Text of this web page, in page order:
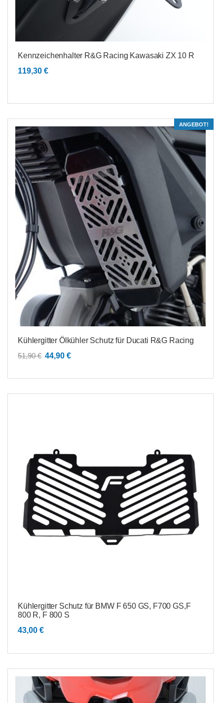
Kennzeichenhalter R&G Racing Kawasaki ZX 10 R
119,30 €
ANGEBOT!
Kühlergitter Ölkühler Schutz für Ducati R&G Racing
51,90€ Ursprünglicher
war:
44,90 €Aktueller
ist:
Kühlergitter Schutz für BMW F 650 GS, F700 GS,F
800 R, F 800 S
43,00 €